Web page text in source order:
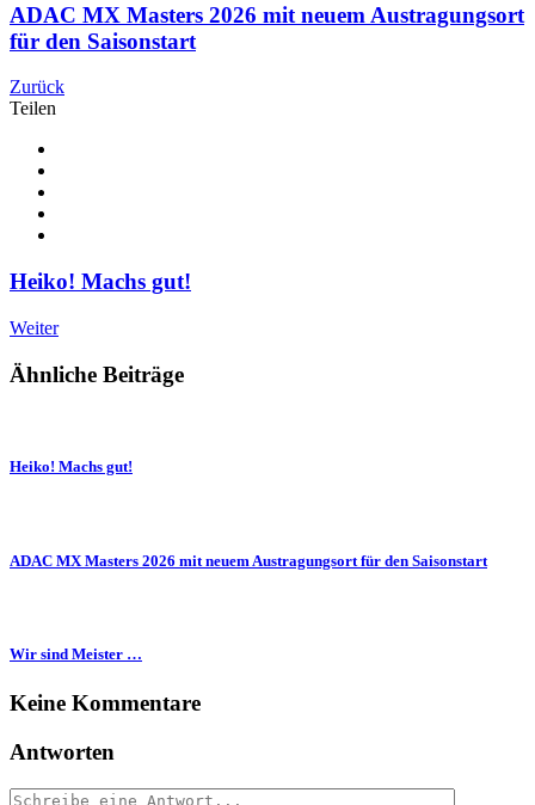
ADAC MX Masters 2026 mit neuem Austragungsort
für den Saisonstart
Zurück
Teilen
Heiko! Machs gut!
Weiter
Ähnliche Beiträge
Heiko! Machs gut!
ADAC MX Masters 2026 mit neuem Austragungsort für den Saisonstart
Wir sind Meister …
Keine Kommentare
Antworten